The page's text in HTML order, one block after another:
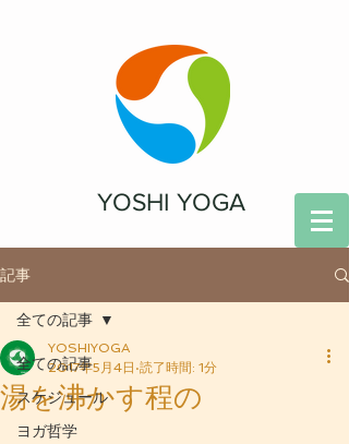
YOSHI YOGA
記事
全ての記事
スケジュール
ヨガ哲学
全ての記事
湯を沸かす程の
YOSHIYOGA
2017年5月4日 読了時間: 1分